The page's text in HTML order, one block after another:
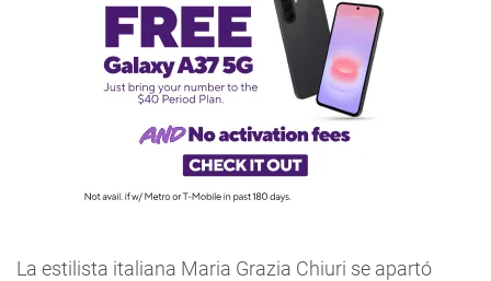
La estilista italiana Maria Grazia Chiuri se apartó